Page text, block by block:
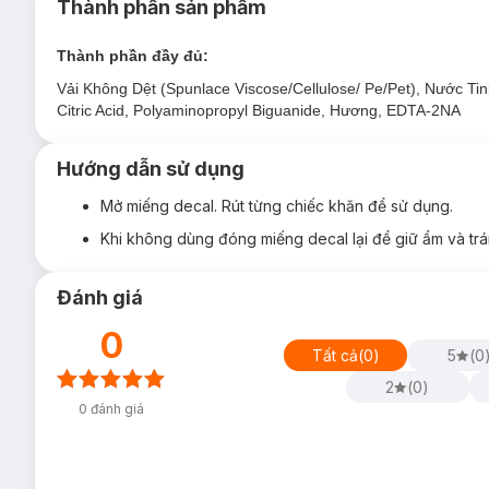
Chất liệu giấy lụa mềm mại cho cảm giác dễ chịu, nhẹ
Công thức trung tính và hợp chất làm sạch nhẹ nhàng,
Lau sạch dễ dàng lớp phần nền, phấn phủ, son môi,…
Mùi hương dễ chịu, lưu lại hương thơm tươi mát cho da
Thiết kế gói nhỏ gọn, tiện mang theo để sử dụng khi
Độ an toàn:
Thành phần sản phẩm
Thành phần đầy đủ:
Vải Không Dệt (Spunlace Viscose/Cellulose/ Pe/Pet), Nước
Citric Acid, Polyaminopropyl Biguanide, Hương, EDTA-2NA
Hướng dẫn sử dụng
Mở miếng decal. Rút từng chiếc khăn để sử dụng.
Khi không dùng đóng miếng decal lại để giữ ẩm và
Đánh giá
0
0 đánh giá
Tất cả(0) 5 (0)
2
(0)